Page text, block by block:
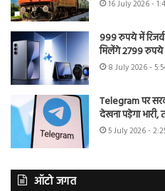
16 July 2026 -
999 रुपये में
मिलेंगे 2799
8 July 2026 -
Telegram पर
देखना पड़ेगा भारी,
5 July 2026 -
ऑटो जगत